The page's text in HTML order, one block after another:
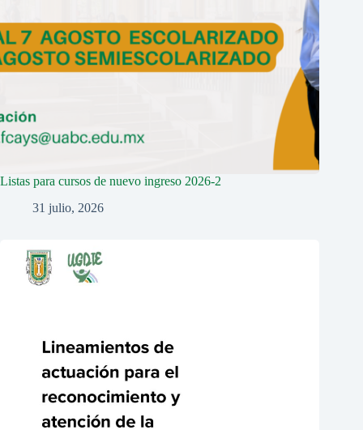
Listas para cursos de nuevo ingreso 2026-2
31 julio, 2026